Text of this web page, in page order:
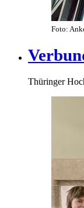
Foto:
Thüringer